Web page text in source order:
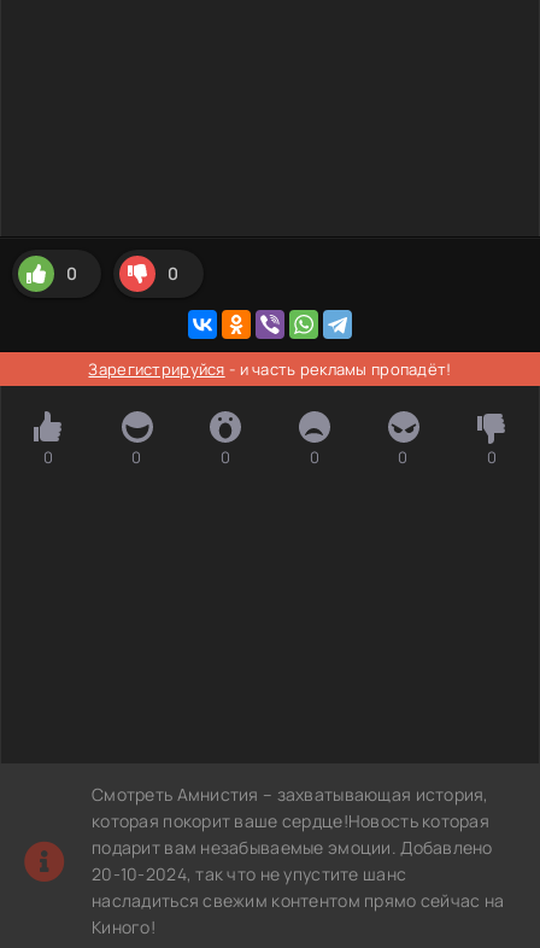
0 0
Зарегистрируйся - и часть рекламы пропадёт!
0 0 0 0 0 0
Смотреть Амнистия – захватывающая история,
которая покорит ваше сердце!Новость которая
подарит вам незабываемые эмоции. Добавлено
20-10-2024, так что не упустите шанс
насладиться свежим контентом прямо сейчас на
Киного!